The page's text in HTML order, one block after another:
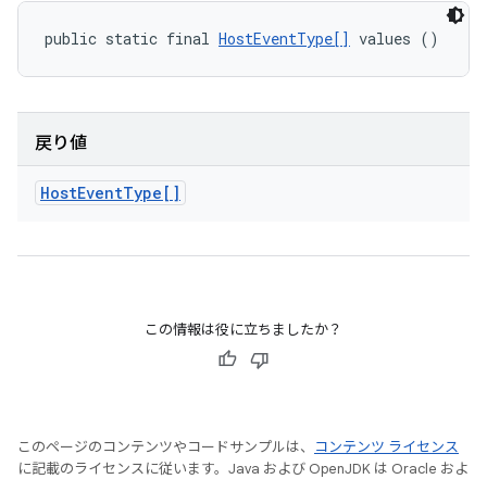
public static final HostEventType[] values ()
戻り値
HostEventType[]
この情報は役に立ちましたか？
このページのコンテンツやコードサンプルは、
コンテンツ ライセンス
に記載のライセンスに従います。Java および OpenJDK は Oracle およ